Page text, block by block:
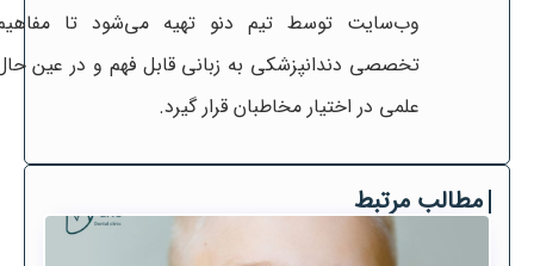
وب‌سایت توسط تیم دنو تهیه می‌شود تا
تخصصی دندانپزشکی به زبانی قابل فهم و در عین
علمی در اختیار مخاطبان قرار گیرد.
مطالب مرتبط